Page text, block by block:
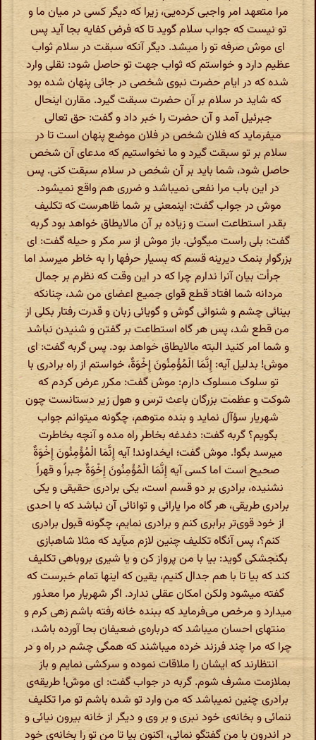
مرا متعهد امر واجبى کرده‌یى، زیرا که دیگر کسى در میان ما و
تو نیست که جواب سلام گوید تا که فرض کفایه بجا آید پس
اى موش صرفه تو را میشد. دیگر آنکه سبقت در سلام ثواب
عظیم دارد و خواستم که ثواب جهت تو حاصل شود: نقلى وارد
شده که در ایام حضرت نبوى شخصى در جائى پنهان شده بود
که شاید در سلام بر آن حضرت سبقت گیرد. مقارن اینحال
جبرئیل آمد و آن حضرت را خبر داد و گفت: حق تعالى
میفرماید که فلان شخص در فلان موضع پنهان است تا در
سلام بر تو سبقت گیرد و ما نخواستیم که مدعاى آن شخص
حاصل شود، شما باید بر آن شخص در سلام سبقت کنى. پس
در این باب مرا نفعى نمیباشد و ضررى هم واقع نمیشود.
موش در جواب گفت: اینمعنى بر شما ظاهرست که تکلیف
بقدر استطاعت است و زیاده بر آن مالایطاق خواهد بود گربه
گفت: بلى راست میگوئى. باز موش از سر مکر و حیله گفت: اى
بزرگوار بنمک دیرینه قسم که بسیار حرفها را به خاطر میرسد اما
جرأت‌ بیان آنرا ندارم چرا که در این وقت که نظرم بر جمال
مردانه شما افتاد قطع قواى جمیع اعضاى من شد، چنانکه
بینائى چشم و شنوائى گوش و گویائى زبان و قدرت رفتار بکلى از
من قطع شد، پس هر گاه استطاعت بر گفتن و شنیدن نباشد
و شما امر کنید البته مالایطاق خواهد بود. پس گربه گفت: اى
موش! بدلیل آیه: إِنَّمَا الْمُؤْمِنُونَ إِخْوَةٌ، خواستم از راه برادرى با
تو سلوک مسلوک دارم: موش گفت: مکرر عرض کردم که
شوکت و عظمت بزرگان باعث ترس و هول زیر دستانست چون
شهریار سؤآل نماید و بنده متوهم، چگونه میتوانم جواب
بگویم؟ گربه گفت: دغدغه بخاطر راه مده و آنچه بخاطرت
میرسد بگو!. موش گفت؛ ایخداوند! آیه إِنَّمَا الْمُؤْمِنُونَ إِخْوَةٌ
صحیح است اما کسى آیه إِنَّمَا الْمُؤْمِنُونَ إِخْوَةٌ جبراً و قهراً
نشنیده، برادرى بر دو قسم است، یکى برادرى حقیقى و یکى
برادرى طریقى، هر گاه مرا یارائى و توانائى آن نباشد که با احدى
از خود قوى‌تر برابرى کنم و برادرى نمایم، چگونه قبول برادرى
کنم؟، پس آنگاه تکلیف چنین لازم میآید که مثلا شاهبازى
بگنجشکى گوید: بیا با من پرواز کن و یا شیرى بروباهى تکلیف
کند که بیا تا با هم جدال کنیم، یقین که اینها تمام خبرست که
گفته میشود ولکن امکان عقلى ندارد. اگر شهریار مرا معذور
میدارد و مرخص مى‌فرماید که ببنده خانه رفته باشم زهى کرم و
منتهاى احسان میباشد که درباره‌ى ضعیفان بحا آورده باشد،
چرا که مرا چند فرزند خرده میباشند که همگى چشم در راه و در
انتظارند که ایشان را ملاقات نموده و سرکشى نمایم و باز
بملازمت مشرف شوم. گربه در جواب گفت: اى موش! طریقه‌ى
برادرى چنین نمیباشد که من وارد تو شده باشم تو مرا تکلیف
ننمائى و بخانه‌ى خود نبرى و بر وى و دیگر از خانه بیرون نیائى و
در اندرون با من گفتگو نمائى، اکنون بیا تا من تو را بخانه‌ى خود